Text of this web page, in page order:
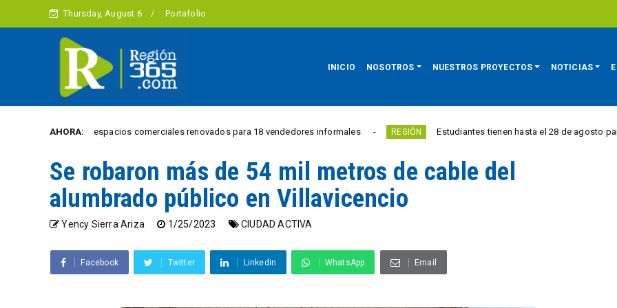
Thursday, August 6 Portafolio
INICIO NOSOTROS NUESTROS PROYECTOS NOTICIAS
AHORA:
puente y espacios comerciales renovados para 18 vendedores informales REGIÓN Estudiantes tienen hasta el 28 de agosto para
Se robaron más de 54 mil metros de cable del
alumbrado público en Villavicencio
Yency Sierra Ariza 1/25/2023 CIUDAD ACTIVA
Facebook Twitter Linkedin WhatsApp Email